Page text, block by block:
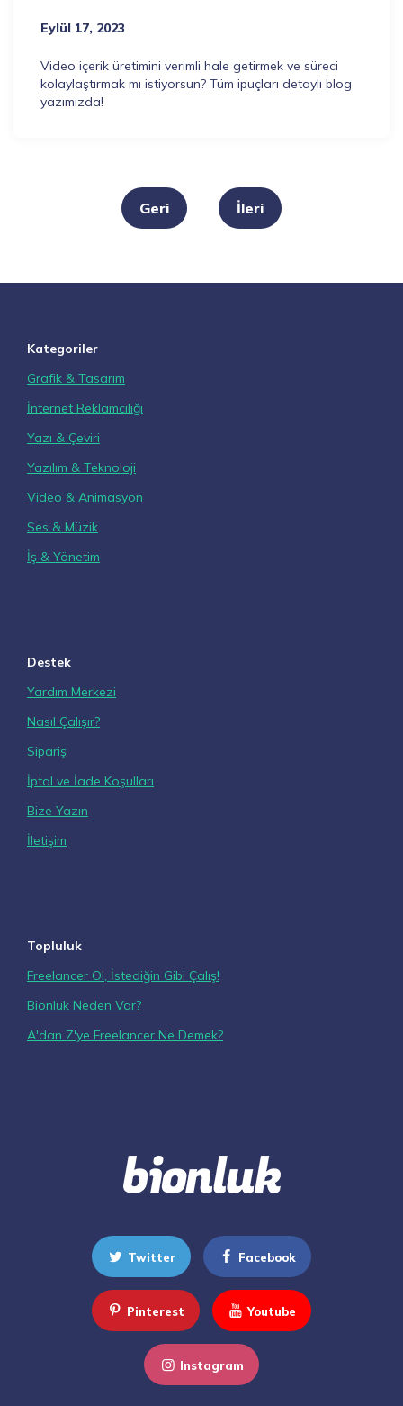
Eylül 17, 2023
Video içerik üretimini verimli hale getirmek ve süreci
kolaylaştırmak mı istiyorsun? Tüm ipuçları detaylı blog
yazımızda!
gezinmesi Geri İleri
Kategoriler
Grafik & Tasarım
İnternet Reklamcılığı
Yazı & Çeviri
Yazılım & Teknoloji
Video & Animasyon
Ses & Müzik
İş & Yönetim
Destek
Yardım Merkezi
Nasıl Çalışır?
Sipariş
İptal ve İade Koşulları
Bize Yazın
İletişim
Topluluk
Freelancer Ol, İstediğin Gibi Çalış!
Bionluk Neden Var?
A'dan Z'ye Freelancer Ne Demek?
Twitter Facebook
Pinterest Youtube
Instagram